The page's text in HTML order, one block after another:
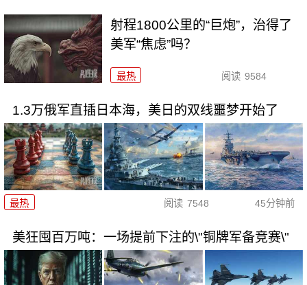
射程1800公里的“巨炮”，治得了
美军“焦虑”吗？
最热 阅读 9584
1.3万俄军直插日本海，美日的双线噩梦开始了
最热 阅读 7548 45分钟前
美狂囤百万吨：一场提前下注的\"铜牌军备竞赛\"